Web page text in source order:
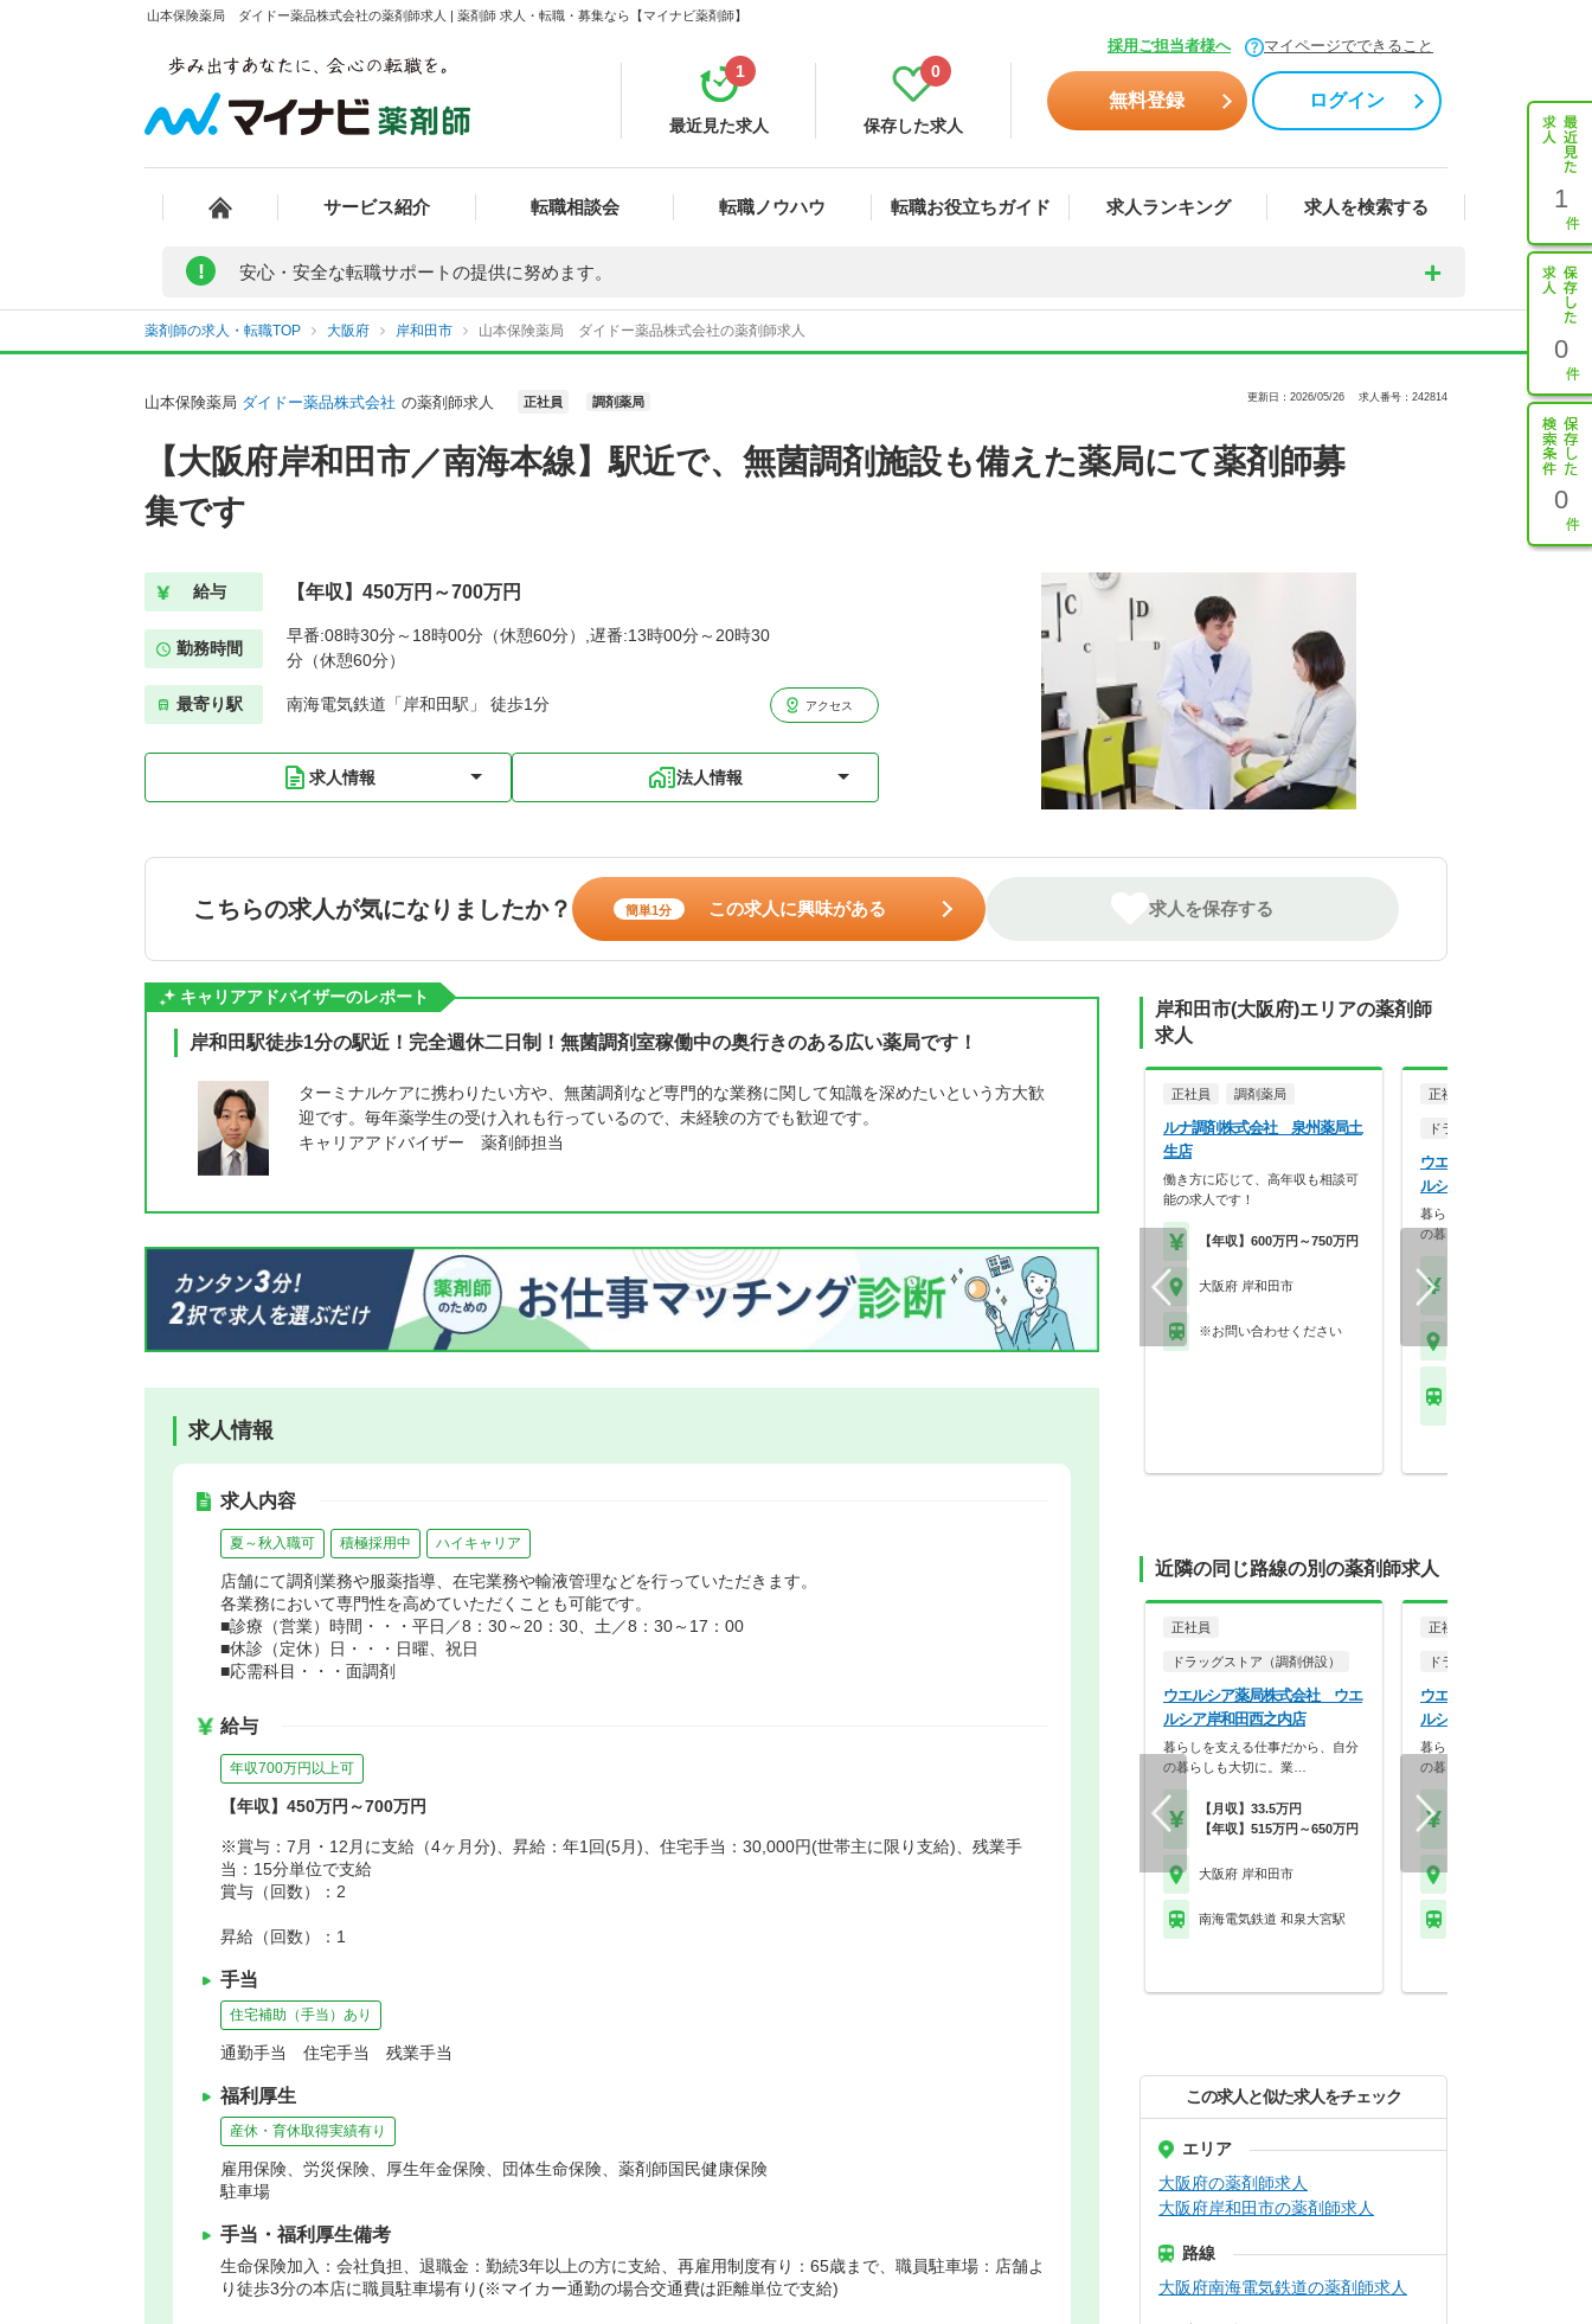
山本保険薬局 ダイドー薬品株式会社の薬剤師求人 | 薬剤師 求人・転職・募集なら【マイナビ薬剤師】
採用ご担当者様へ マイページでできること
最近見た求人
1
保存した求人
0
無料登録 ログイン
サービス紹介 転職相談会 転職ノウハウ 転職お役立ちガイド 求人ランキング 求人を検索する 1
0
0
! 安心・安全な転職サポートの提供に努めます。
薬剤師の求人・転職TOP 大阪府 岸和田市 山本保険薬局 ダイドー薬品株式会社の薬剤師求人
山本保険薬局 ダイドー薬品株式会社 の薬剤師求人 正社員 調剤薬局 更新日：2026/05/26 求人番号：242814
【大阪府岸和田市／南海本線】駅近で、無菌調剤施設も備えた薬局にて薬剤師募
集です
給与 【年収】450万円～700万円
勤務時間
早番:08時30分～18時00分（休憩60分）,遅番:13時00分～20時30
分（休憩60分）
最寄り駅 南海電気鉄道「岸和田駅」 徒歩1分 アクセス
求人情報 法人情報
こちらの求人が気になりましたか？ 簡単1分 この求人に興味がある 求人を保存する
キャリアアドバイザーのレポート
岸和田駅徒歩1分の駅近！完全週休二日制！無菌調剤室稼働中の奥行きのある広い薬局です！
ターミナルケアに携わりたい方や、無菌調剤など専門的な業務に関して知識を深めたいという方大歓
迎です。毎年薬学生の受け入れも行っているので、未経験の方でも歓迎です。
キャリアアドバイザー 薬剤師担当
求人情報
求人内容
夏～秋入職可 積極採用中 ハイキャリア
店舗にて調剤業務や服薬指導、在宅業務や輸液管理などを行っていただきます。
各業務において専門性を高めていただくことも可能です。
■診療（営業）時間・・・平日／8：30～20：30、土／8：30～17：00
■休診（定休）日・・・日曜、祝日
■応需科目・・・面調剤
給与
年収700万円以上可
【年収】450万円～700万円
※賞与：7月・12月に支給（4ヶ月分)、昇給：年1回(5月)、住宅手当：30,000円(世帯主に限り支給)、残業手
当：15分単位で支給
賞与（回数）：2
昇給（回数）：1
手当
住宅補助（手当）あり
通勤手当 住宅手当 残業手当
福利厚生
産休・育休取得実績有り
雇用保険、労災保険、厚生年金保険、団体生命保険、薬剤師国民健康保険
駐車場
手当・福利厚生備考
生命保険加入：会社負担、退職金：勤続3年以上の方に支給、再雇用制度有り：65歳まで、職員駐車場：店舗よ
り徒歩3分の本店に職員駐車場有り(※マイカー通勤の場合交通費は距離単位で支給)
岸和田市(大阪府)エリアの薬剤師
求人
正社員 調剤薬局
ルナ調剤株式会社 泉州薬局土
生店
働き方に応じて、高年収も相談可
能の求人です！
【年収】600万円～750万円
大阪府 岸和田市
※お問い合わせください
正社員
ドラッグストア（調剤併設
ウエルシア薬局株式会社
ルシア岸和田神須屋店
暮らしを支える仕事だから、
の暮らしも大切に。業…
近隣の同じ路線の別の薬剤師求人
正社員
ドラッグストア（調剤併設）
ウエルシア薬局株式会社 ウエ
ルシア岸和田西之内店
暮らしを支える仕事だから、自分
の暮らしも大切に。業…
【月収】33.5万円
【年収】515万円～650万円
大阪府 岸和田市
南海電気鉄道 和泉大宮駅
正社員
ドラッグストア（調剤併設
ウエルシア薬局株式会社
ルシア岸和田加守店
暮らしを支える仕事だから、
の暮らしも大切に。業…
この求人と似た求人をチェック
エリア
大阪府の薬剤師求人
大阪府岸和田市の薬剤師求人
路線
大阪府南海電気鉄道の薬剤師求人